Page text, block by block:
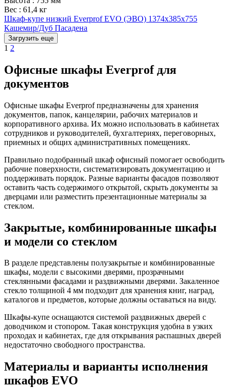
Вес : 61,4 кг
Шкаф-купе низкий Everprof EVO (ЭВО) 1374х385х755
Кашемир/Дуб Пасадена
Загрузить еще
1 2
Офисные шкафы Everprof для
документов
Офисные шкафы Everprof предназначены для хранения
документов, папок, канцелярии, рабочих материалов и
корпоративного архива. Их можно использовать в кабинетах
сотрудников и руководителей, бухгалтериях, переговорных,
приемных и общих административных помещениях.
Правильно подобранный шкаф офисный помогает освободить
рабочие поверхности, систематизировать документацию и
поддерживать порядок. Разные варианты фасадов позволяют
оставить часть содержимого открытой, скрыть документы за
дверцами или разместить презентационные материалы за
стеклом.
Закрытые, комбинированные шкафы
и модели со стеклом
В разделе представлены полузакрытые и комбинированные
шкафы, модели с высокими дверями, прозрачными
стеклянными фасадами и раздвижными дверями. Закаленное
стекло толщиной 4 мм подходит для хранения книг, наград,
каталогов и предметов, которые должны оставаться на виду.
Шкафы-купе оснащаются системой раздвижных дверей с
доводчиком и стопором. Такая конструкция удобна в узких
проходах и кабинетах, где для открывания распашных дверей
недостаточно свободного пространства.
Материалы и варианты исполнения
шкафов EVO